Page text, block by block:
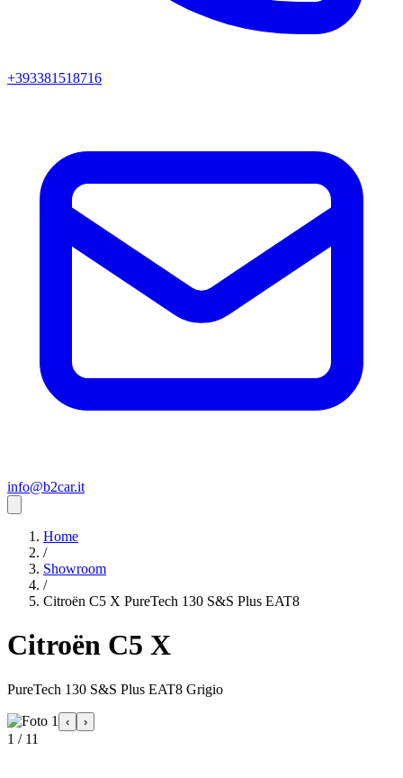
+393381518716
info@b2car.it
Home
/
Showroom
/
Citroën C5 X PureTech 130 S&S Plus EAT8
Citroën C5 X
PureTech 130 S&S Plus EAT8 Grigio
‹ ›
1 / 11